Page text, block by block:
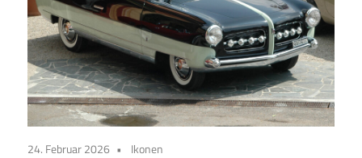
24. Februar 2026 Ikonen